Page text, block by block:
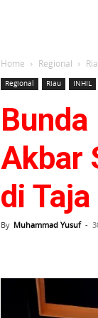
Home Regional
Regional Riau INHIL
Akbar
di Taja
By Muhammad Yusuf -